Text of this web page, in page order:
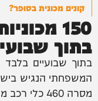
קונים מכונית בסופר?
150
בתוך
המשפחתי הנגיש
מסרה 460 כלי רכב מתחילת השנה